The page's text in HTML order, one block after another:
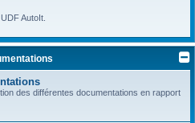
AutoIt.
des différentes documentations en rapport